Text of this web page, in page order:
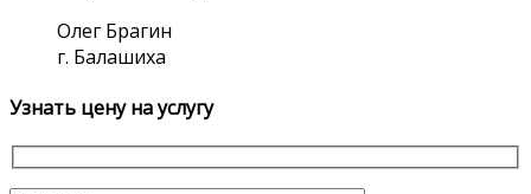
Олег Брагин
г. Балашиха
Узнать цену на услугу